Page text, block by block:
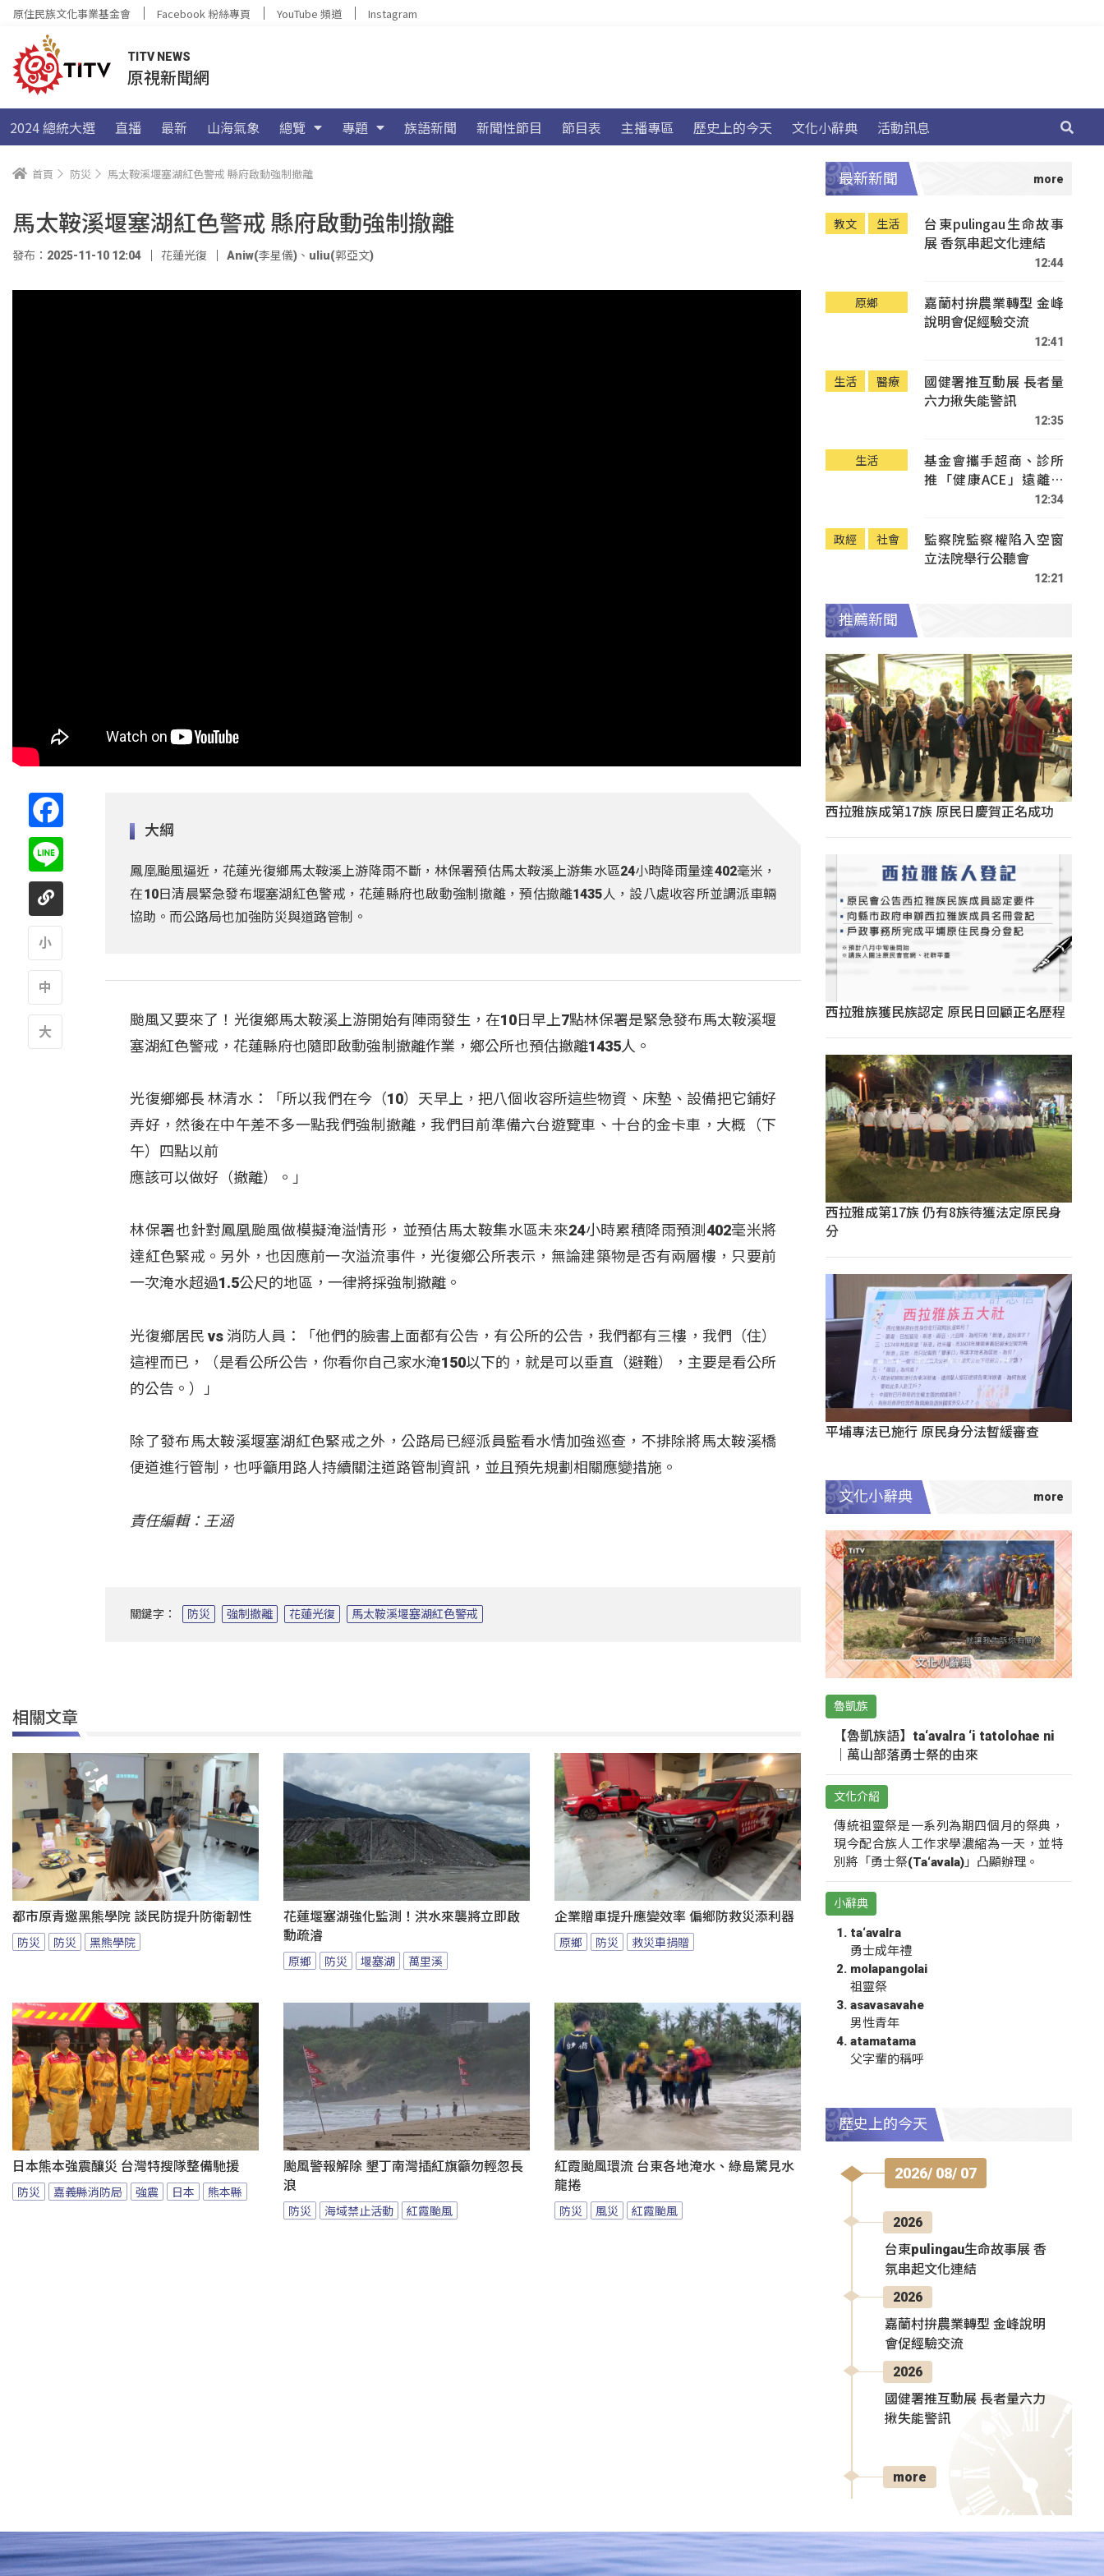
原住民族文化事業基金會 Facebook 粉絲專頁 YouTube 頻道 Instagram
TITV NEWS
原視新聞網
2024 總統大選 直播 最新 山海氣象 總覽 專題 族語新聞 新聞性節目 節目表 主播專區 歷史上的今天 文化小辭典 活動訊息
首頁 防災 馬太鞍溪堰塞湖紅色警戒 縣府啟動強制撤離
馬太鞍溪堰塞湖紅色警戒 縣府啟動強制撤離
發布：2025-11-10 12:04 花蓮光復 Aniw(李星儀) 、 uliu(郭亞文)
大綱
鳳凰颱風逼近，花蓮光復鄉馬太鞍溪上游降雨不斷，林保署預估馬太鞍溪上游集水區24小時降雨量達402毫米，
在10日清晨緊急發布堰塞湖紅色警戒，花蓮縣府也啟動強制撤離，預估撤離1435人，設八處收容所並調派車輛
協助。而公路局也加強防災與道路管制。
颱風又要來了！光復鄉馬太鞍溪上游開始有陣雨發生，在10日早上7點林保署是緊急發布馬太鞍溪堰
塞湖紅色警戒，花蓮縣府也隨即啟動強制撤離作業，鄉公所也預估撤離1435人。
光復鄉鄉長 林清水：「所以我們在今（10）天早上，把八個收容所這些物資、床墊、設備把它鋪好
弄好，然後在中午差不多一點我們強制撤離，我們目前準備六台遊覽車、十台的金卡車，大概（下
午）四點以前
應該可以做好（撤離）。」
林保署也針對鳳凰颱風做模擬淹溢情形，並預估馬太鞍集水區未來24小時累積降雨預測402毫米將
達紅色緊戒。另外，也因應前一次溢流事件，光復鄉公所表示，無論建築物是否有兩層樓，只要前
一次淹水超過1.5公尺的地區，一律將採強制撤離。
光復鄉居民 vs 消防人員：「他們的臉書上面都有公告，有公所的公告，我們都有三樓，我們（住）
這裡而已，（是看公所公告，你看你自己家水淹150以下的，就是可以垂直（避難），主要是看公所
的公告。）」
除了發布馬太鞍溪堰塞湖紅色緊戒之外，公路局已經派員監看水情加強巡查，不排除將馬太鞍溪橋
便道進行管制，也呼籲用路人持續關注道路管制資訊，並且預先規劃相關應變措施。
責任編輯：王涵
關鍵字： 防災 強制撤離 花蓮光復 馬太鞍溪堰塞湖紅色警戒
相關文章
都市原青邀黑熊學院 談民防提升防衛韌性
防災 防災 黑熊學院
花蓮堰塞湖強化監測！洪水來襲將立即啟
動疏濬
原鄉 防災 堰塞湖 萬里溪
企業贈車提升應變效率 偏鄉防救災添利器
原鄉 防災 救災車捐贈
日本熊本強震釀災 台灣特搜隊整備馳援
防災 嘉義縣消防局 強震 日本 熊本縣
颱風警報解除 墾丁南灣插紅旗籲勿輕忽長
浪
防災 海域禁止活動 紅霞颱風
紅霞颱風環流 台東各地淹水、綠島驚見水
龍捲
防災 風災 紅霞颱風
最新新聞
教文 生活
台東pulingau生命故事
展 香氛串起文化連結
12:44
原鄉
嘉蘭村拚農業轉型 金峰
說明會促經驗交流
12:41
生活 醫療
國健署推互動展 長者量
六力揪失能警訊
12:35
生活
基金會攜手超商、診所
推「健康ACE」遠離疾
12:34
政經 社會
監察院監察權陷入空窗
立法院舉行公聽會
12:21
推薦新聞
西拉雅族成第17族 原民日慶賀正名成功
西拉雅族獲民族認定 原民日回顧正名歷程
西拉雅成第17族 仍有8族待獲法定原民身
分
平埔專法已施行 原民身分法暫緩審查
文化小辭典
魯凱族
【魯凱族語】ta‘avalra ‘i tatolohae ni
｜萬山部落勇士祭的由來
文化介紹
傳統祖靈祭是一系列為期四個月的祭典，
現今配合族人工作求學濃縮為一天，並特
別將「勇士祭(Ta‘avala)」凸顯辦理。
小辭典
ta‘avalra
勇士成年禮
molapangolai
祖靈祭
asavasavahe
男性青年
atamatama
父字輩的稱呼
歷史上的今天
2026/ 08/ 07
2026
台東pulingau生命故事展 香
氛串起文化連結
2026
嘉蘭村拚農業轉型 金峰說明
會促經驗交流
2026
國健署推互動展 長者量六力
揪失能警訊
more